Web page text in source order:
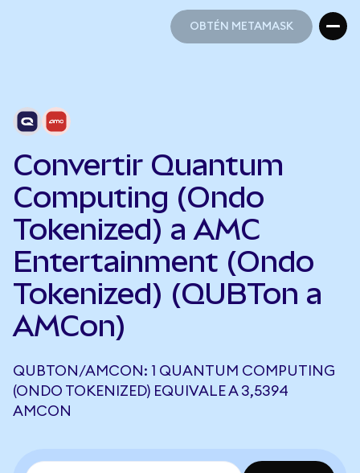
OBTÉN METAMASK
Convertir Quantum
Computing (Ondo
Tokenized) a AMC
Entertainment (Ondo
Tokenized) (QUBTon a
AMCon)
QUBTON/AMCON: 1 QUANTUM COMPUTING
(ONDO TOKENIZED) EQUIVALE A 3,5394
AMCON